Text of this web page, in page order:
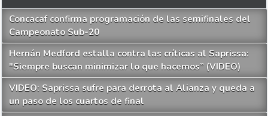
Concacaf confirma programación de las semifinales del
Campeonato Sub-20
Hernán Medford estalla contra las críticas al Saprissa:
"Siempre buscan minimizar lo que hacemos” (VIDEO)
VIDEO: Saprissa sufre para derrota al Alianza y queda a
un paso de los cuartos de final